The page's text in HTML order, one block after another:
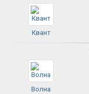
Квант
Волна